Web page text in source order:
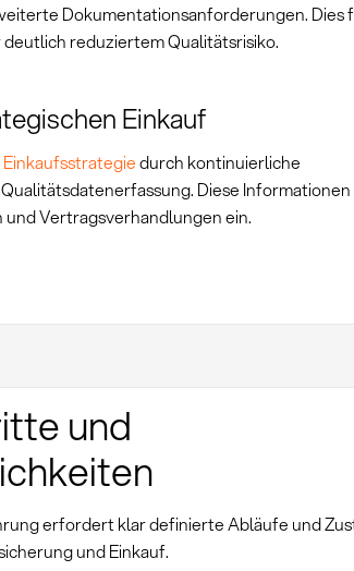
Dokumentationsanforderungen. Dies
reduziertem Qualitätsrisiko.
Einkauf
Einkaufsstrategiedurch kontinuierliche
Diese
Vertragsverhandlungen ein.
und
erfordert klar definierte Abläufe und
und Einkauf.